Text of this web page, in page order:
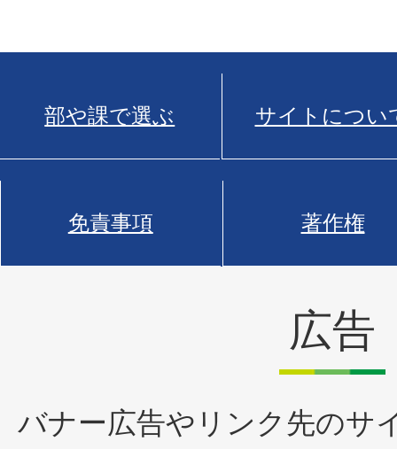
部や課で選ぶ サイトについ
免責事項 著作権
広告
バナー広告やリンク先のサ